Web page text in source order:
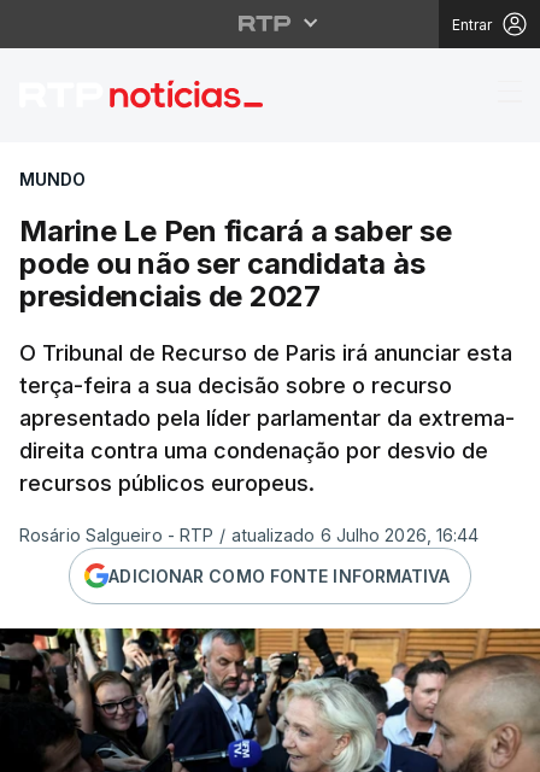
Entrar
Marine Le Pen ficará
MUNDO
Marine Le Pen ficará a saber se
pode ou não ser candidata às
presidenciais de 2027
O Tribunal de Recurso de Paris irá anunciar esta
terça-feira a sua decisão sobre o recurso
apresentado pela líder parlamentar da extrema-
direita contra uma condenação por desvio de
recursos públicos europeus.
Rosário Salgueiro - RTP / atualizado 6 Julho 2026, 16:44
ADICIONAR COMO FONTE INFORMATIVA